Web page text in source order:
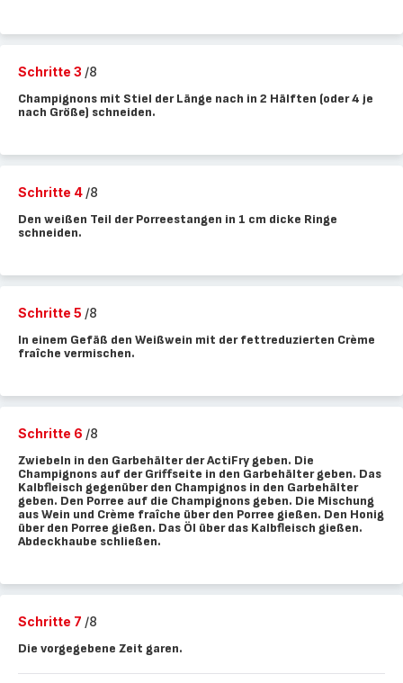
Schritte 3 /8
Champignons mit Stiel der Länge nach in 2 Hälften (oder 4 je
nach Größe) schneiden.
Schritte 4 /8
Den weißen Teil der Porreestangen in 1 cm dicke Ringe
schneiden.
Schritte 5 /8
In einem Gefäß den Weißwein mit der fettreduzierten Crème
fraîche vermischen.
Schritte 6 /8
Zwiebeln in den Garbehälter der ActiFry geben. Die
Champignons auf der Griffseite in den Garbehälter geben. Das
Kalbfleisch gegenüber den Champignos in den Garbehälter
geben. Den Porree auf die Champignons geben. Die Mischung
aus Wein und Crème fraîche über den Porree gießen. Den Honig
über den Porree gießen. Das Öl über das Kalbfleisch gießen.
Abdeckhaube schließen.
Schritte 7 /8
Die vorgegebene Zeit garen.